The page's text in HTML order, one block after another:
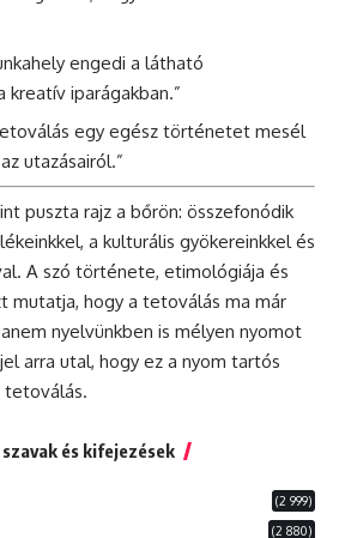
engedi a látható
iparágakban.”
egy egész történetet mesél
utazásairól.”
puszta rajz a bőrön: összefonódik
a kulturális gyökereinkkel és
A szó története, etimológiája és
mutatja, hogy a tetoválás ma már
nyelvünkben is mélyen nyomot
arra utal, hogy ez a nyom tartós
tetoválás.
és kifejezések
(2 999)
(2 880)